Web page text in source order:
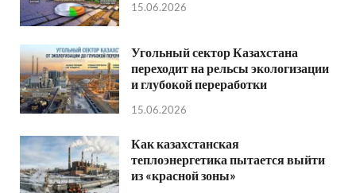
15.06.2026
Угольный сектор Казахстана
переходит на рельсы экологизации
и глубокой переработки
15.06.2026
Как казахстанская
теплоэнергетика пытается выйти
из «красной зоны»